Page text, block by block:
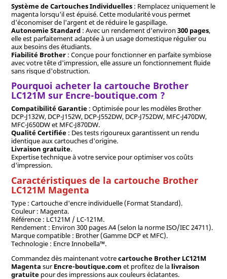
Système de Cartouches Individuelles: Remplacez uniquement le
magenta lorsqu'il est épuisé. Cette modularité vous permet
d'économiser de l'argent et de réduire le gaspillage.
Autonomie Standard: Avec un rendement d'environ 300 pages,
elle est parfaitement adaptée à un usage domestique régulier ou
aux besoins des étudiants.
Fiabilité Brother: Conçue pour fonctionner en parfaite symbiose
avec votre tête d'impression, elle assure un fonctionnement fluide
sans risque d'obstruction.
Pourquoi acheter la cartouche Brother
LC121M sur Encre-boutique.com ?
Compatibilité Garantie: Optimisée pour les modèles Brother
DCP-J132W, DCP-J152W, DCP-J552DW, DCP-J752DW, MFC-J470DW,
MFC-J650DW et MFC-J870DW.
Qualité Certifiée: Des tests rigoureux garantissent un rendu
identique aux cartouches d'origine.
Livraison gratuite.
Expertise technique à votre service pour optimiser vos coûts
d'impression.
Caractéristiques de la cartouche Brother
LC121M Magenta
Type : Cartouche d'encre individuelle (Format Standard).
Couleur : Magenta.
Référence : LC121M / LC-121M.
Rendement : Environ 300 pages A4 (selon la norme ISO/IEC 24711).
Marque compatible : Brother (Gamme DCP et MFC).
Technologie : Encre Innobella™.
Commandez dès maintenant votrecartouche Brother LC121M
Magenta surEncre-boutique.com et profitez de la livraison
gratuitepour des impressions aux couleurs éclatantes.